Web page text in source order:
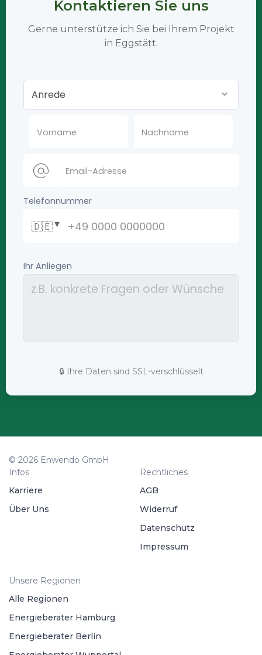
Kontaktieren Sie uns
Gerne unterstütze ich Sie bei Ihrem Projekt
in Eggstätt.
🔒 Ihre Daten sind SSL-verschlüsselt
© 2026 Enwendo GmbH
Infos
Karriere
Über Uns
Rechtliches
AGB
Widerruf
Datenschutz
Impressum
Unsere Regionen
Alle Regionen
Energieberater Hamburg
Energieberater Berlin